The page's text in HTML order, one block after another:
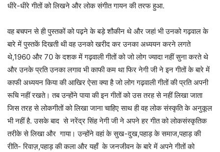
धीरे-धीरे गीतों को लिखने और लोक संगीत गायन की तरफ हुआ.
वह बचपन से ही पुस्तकों को पढ़ने के बड़े शौकीन थे और जहां भी उनको गढ़वाल के
बारे में पुस्तकें दिखती थी वह उनको खरीद कर उनका अध्ययन करने लगते
थे,1960 और 70 के दशक में गढ़वाली गीतों को जो लोग ज्यादा नहीं सुना करते थे
और उनके प्रति उनका लगाव भी काफी कम था फिर नेगी जी ने इन गीतों के बारे में
काफी अध्ययन किया की आखिर ऐसा क्या है जो लोग गढ़वाली गीतों की प्रति अपनी
रूचि नहीं रखते। तब उन्होंने पाया की इन गीतों को उस तरह से नहीं लिखा जाता
जिस तरह से लोकगीतों को लिखा जाना चाहिए साथ ही वह लोक संस्कृति के अनुकूल
भी नहीं है. उसके बाद से नरेंद्र सिंह नेगी जी ने अपने हर गीत को लोकसंस्कृतिक
तरीके से लिखा और गाया। उन्होंने वहां के सुख-दुख,पहाड़ के समाज,पहाड़ की
रीति- रिवाज़,पहाड़ की कला और यहाँ के जनजीवन के बारे में अपने गीतों को